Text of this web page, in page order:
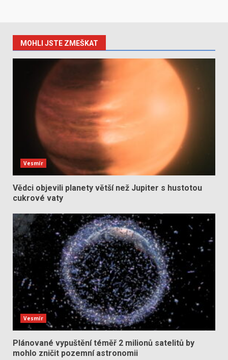
MOHLI JSTE ZMEŠKAT
Vesmír
Vědci objevili planety větší než Jupiter s hustotou
cukrové vaty
Vesmír
Plánované vypuštění téměř 2 milionů satelitů by
mohlo zničit pozemní astronomii